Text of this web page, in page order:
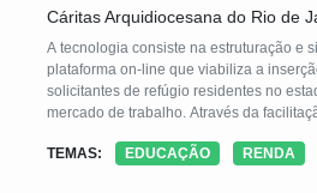
Cáritas Arquidiocesana do Rio de
A tecnologia consiste na estruturação e
plataforma on-line que viabiliza a
solicitantes de refúgio residentes no
mercado de trabalho. Através da
pessoas ou empresas que desejam
TEMAS: EDUCAÇÃO RENDA